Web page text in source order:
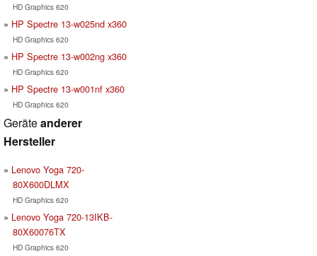
HD Graphics 620
HP Spectre 13-w025nd x360
HD Graphics 620
HP Spectre 13-w002ng x360
HD Graphics 620
HP Spectre 13-w001nf x360
HD Graphics 620
Geräteanderer
Hersteller
Lenovo Yoga 720-
80X600DLMX
HD Graphics 620
Lenovo Yoga 720-13IKB-
80X60076TX
HD Graphics 620